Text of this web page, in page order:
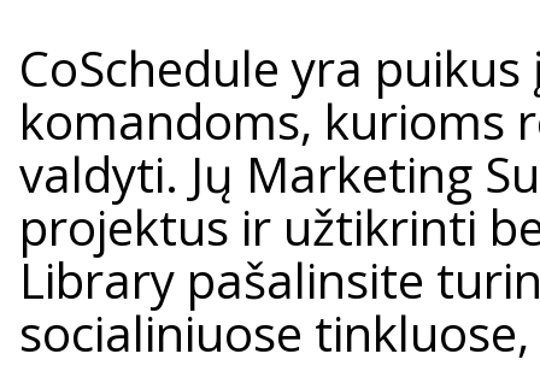
CoSchedule yra
komandoms, kurioms
valdyti. Jų Marketing
projektus ir užtikrinti
Library pašalinsite
socialiniuose